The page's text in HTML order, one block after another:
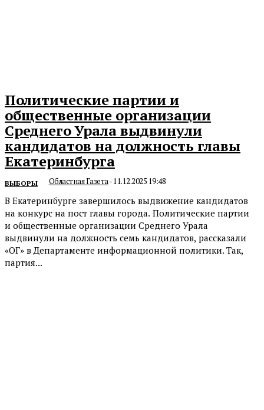
Политические партии и
общественные организации
Среднего Урала выдвинули
кандидатов на должность главы
Екатеринбурга
ВЫБОРЫ Областная Газета-11.12.2025 19:48
В Екатеринбурге завершилось выдвижение кандидатов
на конкурс на пост главы города. Политические партии
и общественные организации Среднего Урала
выдвинули на должность семь кандидатов, рассказали
«ОГ» в Департаменте информационной политики. Так,
партия...